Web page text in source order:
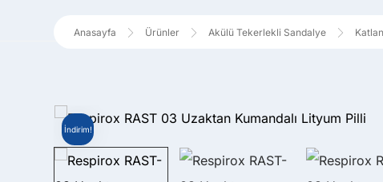
Ürünler Akülü Tekerlekli Sandalye
İndirim!